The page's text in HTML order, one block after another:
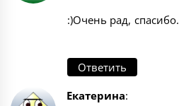
:)Очень рад, спасибо.
Ответить
Екатерина: